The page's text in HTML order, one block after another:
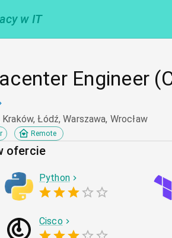
w IT
Engineer
Kraków, Łódź, Warszawa, Wrocław
Remote
ofercie
Python
Cisco